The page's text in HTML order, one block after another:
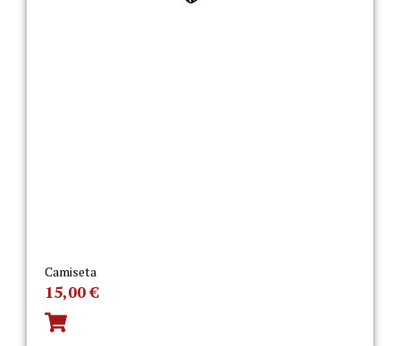
Camiseta
15,00€